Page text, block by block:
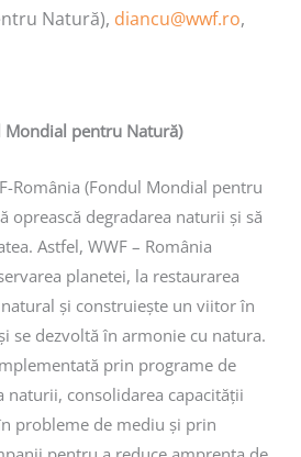
Natură), diancu@wwf.ro,
Mondial pentru Natură)
România (Fondul Mondial pentru
oprească degradarea naturii și să
Astfel, WWF – România
planetei, la restaurarea
și construiește un viitor în
se dezvoltă în armonie cu natura.
prin programe de
naturii, consolidarea capacității
probleme de mediu și prin